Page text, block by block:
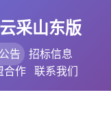
采山东版
告
招标信息
合作 联系我们